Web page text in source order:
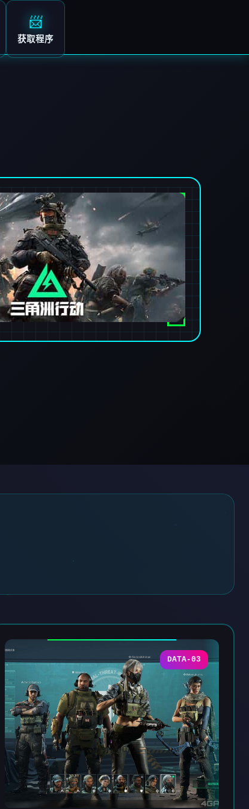
📨
获取程序
DATA-03